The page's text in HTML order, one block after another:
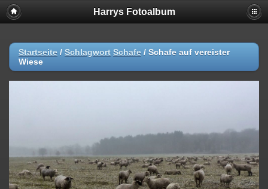
Harrys Fotoalbum
Startseite / Schlagwort Schafe / Schafe auf vereister
Wiese